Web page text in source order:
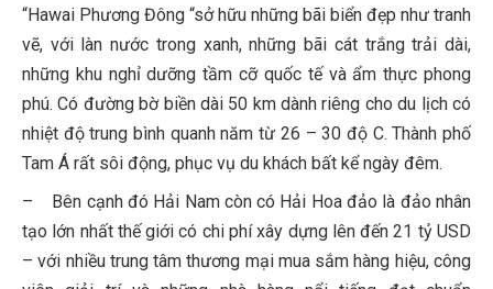
“Hawai Phương Đông “sở hữu những bãi biển đẹp như tranh
vẽ, với làn nước trong xanh, những bãi cát trắng trải dài,
những khu nghỉ dưỡng tầm cỡ quốc tế và ẩm thực phong
phú. Có đường bờ biền dài 50 km dành riêng cho du lịch có
nhiệt độ trung bình quanh năm từ 26 – 30 độ C. Thành phố
Tam Á rất sôi động, phục vụ du khách bất kể ngày đêm.
– Bên cạnh đó Hải Nam còn có Hải Hoa đảo là đảo nhân
tạo lớn nhất thế giới có chi phí xây dựng lên đến 21 tỷ USD
– với nhiều trung tâm thương mại mua sắm hàng hiệu, công